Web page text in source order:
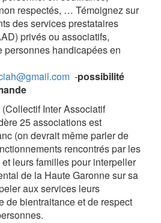
respectés, … Témoignez sur
des services prestataires
privés ou associatifs,
personnes handicapées en
-possibilité
Inter Associatif
25 associations est
(on devrait même parler de
rencontrés par les
leurs familles pour interpeller
de la Haute Garonne sur sa
aux services leurs
de bientraitance et de respect